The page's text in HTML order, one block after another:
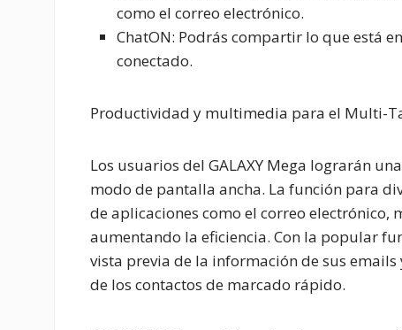
como el correo electrónico.
ChatON: Podrás compartir lo que está
conectado.
Productividad y multimedia para el Multi-
Los usuarios del GALAXY Mega lograrán
modo de pantalla ancha. La función para
de aplicaciones como el correo electrónico,
aumentando la eficiencia. Con la popular
vista previa de la información de sus
de los contactos de marcado rápido.